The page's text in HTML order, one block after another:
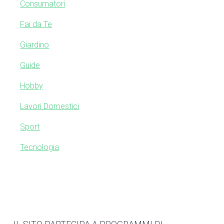
S
d
e
b
a
s
e
b
i
e
Consumatori
Fai da Te
Giardino
Guide
Hobby
Lavori Domestici
Sport
Tecnologia